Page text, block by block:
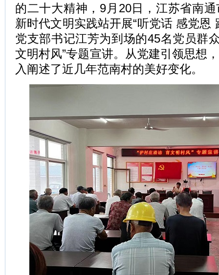
的二十大精神，9月20日，江苏省南
新时代文明实践站开展“听党话 感党恩
党支部书记江芳为到场的45名党员群
文明村风”专题宣讲。从党建引领思想
入阐述了近几年范南村的美好变化。